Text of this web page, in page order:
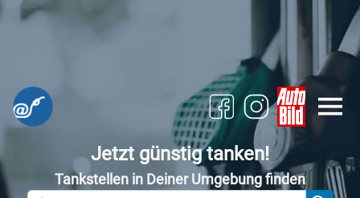
Jetzt günstig tanken!
Tankstellen in Deiner Umgebung finden